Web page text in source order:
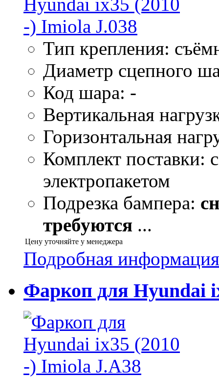
Тип крепления:
Диаметр сцепного
Код шара: -
Вертикальная
Горизонтальная
Комплект поставки:
электропакетом
Подрезка бампера:
требуются ...
Цену уточняйте у менеджера
Подробная информация
Фаркоп для Hyundai